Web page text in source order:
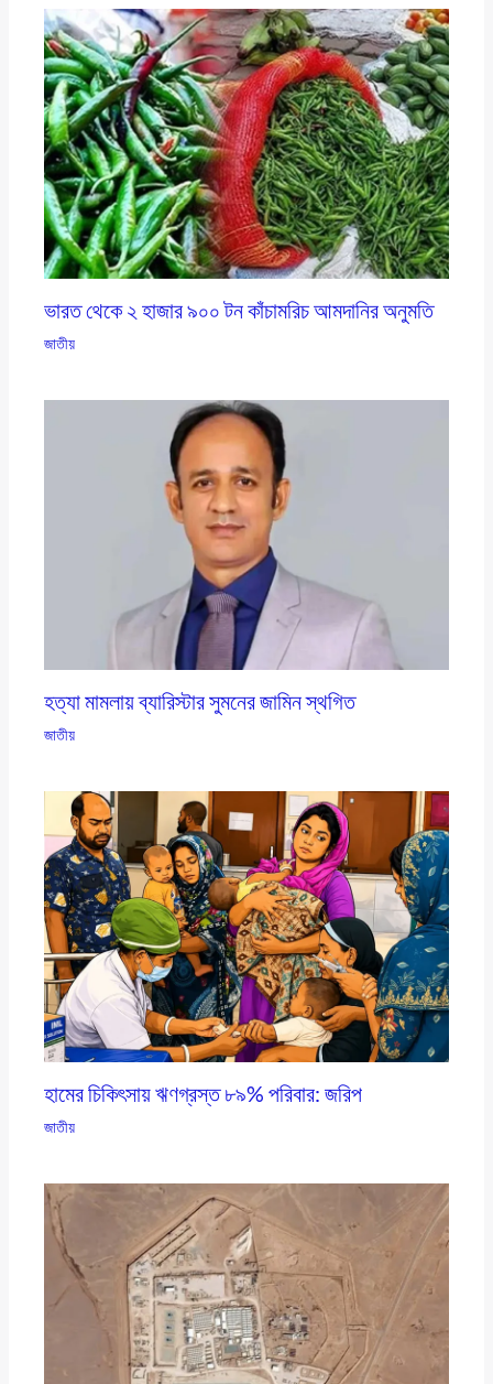
ভারত থেকে ২ হাজার ৯০০ টন কাঁচামরিচ আমদানির অনুমতি
জাতীয়
হত্যা মামলায় ব্যারিস্টার সুমনের জামিন স্থগিত
জাতীয়
হামের চিকিৎসায় ঋণগ্রস্ত ৮৯% পরিবার: জরিপ
জাতীয়